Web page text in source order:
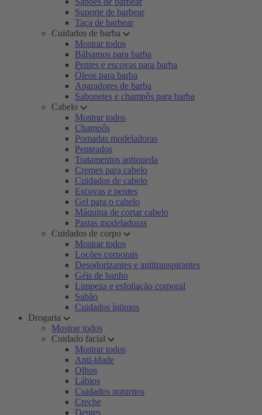
Suporte de barbear
Taça de barbear
Cuidados de barba
Mostrar todos
Bálsamos para barba
Pentes e escovas para barba
Óleos para barba
Aparadores de barba
Sabonetes e champôs para barba
Cabelo
Mostrar todos
Champôs
Pomadas modeladoras
Penteados
Tratamentos antiqueda
Cremes para cabelo
Cuidados de cabelo
Escovas e pentes
Gel para o cabelo
Máquina de cortar cabelo
Pastas modeladoras
Cuidados de corpo
Mostrar todos
Loções corporais
Desodorizantes e antitranspirantes
Géis de banho
Limpeza e esfoliação corporal
Sabão
Cuidados íntimos
Drogaria
Mostrar todos
Cuidado facial
Mostrar todos
Anti-idade
Olhos
Lábios
Cuidados noturnos
Creche
Dentes